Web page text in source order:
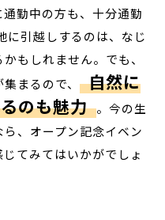
勤中の方も、十分通勤
に引越しするのは、なじ
もしれません。でも、
集まるので、 自然に
のも魅力 。今の生
、オープン記念イベン
てみてはいかがでしょ